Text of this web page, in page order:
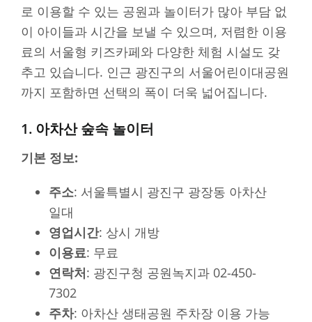
로 이용할 수 있는 공원과 놀이터가 많아 부담 없
이 아이들과 시간을 보낼 수 있으며, 저렴한 이용
료의 서울형 키즈카페와 다양한 체험 시설도 갖
추고 있습니다. 인근 광진구의 서울어린이대공원
까지 포함하면 선택의 폭이 더욱 넓어집니다.
1. 아차산 숲속 놀이터
기본 정보:
주소: 서울특별시 광진구 광장동 아차산
일대
영업시간: 상시 개방
이용료: 무료
연락처: 광진구청 공원녹지과 02-450-
7302
주차: 아차산 생태공원 주차장 이용 가능